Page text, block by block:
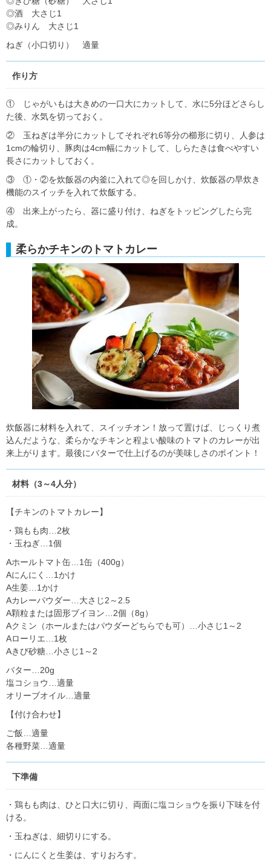
◎酒 大さじ1
◎みりん 大さじ1
ねぎ（小口切り） 適量
作り方
① じゃがいもは大きめの一口大にカットして、水に5分ほどさらし
た後、水気を切っておく。
② 玉ねぎは半分にカットしてそれぞれ6等分の櫛形に切り、人参は
1cmの輪切り、豚肉は4cm幅にカットして、しらたきは食べやすい
長さにカットしておく。
③ ①・②を炊飯器の内釜に入れて◎を回しかけ、炊飯器の早炊き
機能のスイッチを入れて炊飯する。
④ 出来上がったら、器に盛り付け、ねぎをトッピングしたら完
成。
柔らかチキンのトマトカレー
炊飯器に材料を入れて、スイッチオン！放って置けば、じっくり煮
込んだような、柔らかなチキンと程よい酸味のトマトのカレーが出
来上がります。最後にバターで仕上げるのが美味しさのポイント！
材料（3～4人分）
【チキンのトマトカレー】
・鶏もも肉…2枚
・玉ねぎ…1個
Aホールトマト缶…1缶（400g）
Aにんにく…1かけ
A生姜…1かけ
Aカレーパウダー…大さじ2～2.5
A顆粒または固形ブイヨン…2個（8g）
Aクミン（ホールまたはパウダーどちらでも可）…小さじ1～2
Aローリエ…1枚
Aきび砂糖…小さじ1～2
バター…20g
塩コショウ…適量
オリーブオイル…適量
【付け合わせ】
ご飯…適量
各種野菜…適量
下準備
・鶏もも肉は、ひと口大に切り、両面に塩コショウを振り下味を付
ける。
・玉ねぎは、細切りにする。
・にんにくと生姜は、すりおろす。